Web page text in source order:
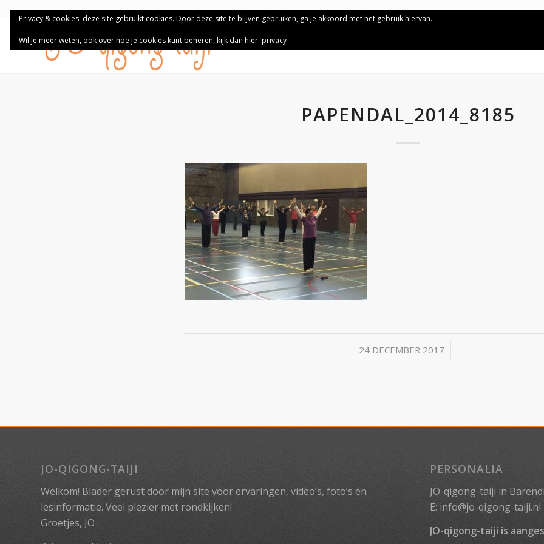
PAPENDAL_2014_8185
24 DECEMBER 2017
/
JO-QIGONG-TAIJI
Welkom! Blader gerust door mijn site voor ervaringen, video’s, foto’s en
lesinformatie. Veel plezier met rondkijken!
Groetjes, JO
PERSONALIA
JO-qigong-taiji in
E: info@jo-qigong-taiji.nl
JO-qigong-taiji is
Privacy & cookies: deze site gebruikt cookies. Door deze site te blijven gebruiken, ga je akkoord met het gebruik hiervan.
Wil je meer weten, ook over hoe je cookies kunt beheren, kijk dan hier: privacy